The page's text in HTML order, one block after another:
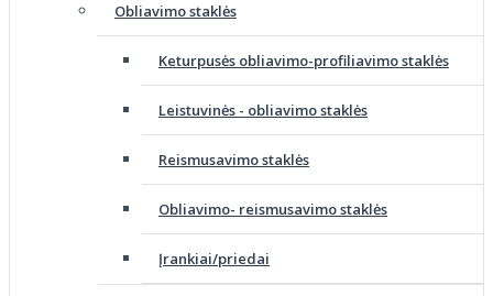
Obliavimo staklės
Keturpusės obliavimo-profiliavimo staklės
Leistuvinės - obliavimo staklės
Reismusavimo staklės
Obliavimo- reismusavimo staklės
Įrankiai/priedai